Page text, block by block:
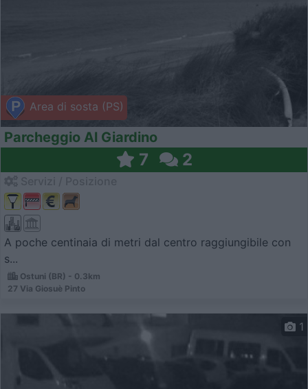
Area di sosta (PS)
Parcheggio Al Giardino
7 2
A poche centinaia di metri dal centro raggiungibile con
s...
Ostuni (BR) - 0.3km
27 Via Giosuè Pinto
1